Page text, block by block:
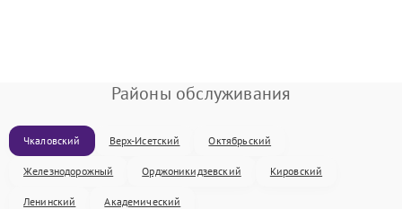
Районы обслуживания
Чкаловский Верх-Исетский Октябрьский
Железнодорожный Орджоникидзевский Кировский
Ленинский Академический